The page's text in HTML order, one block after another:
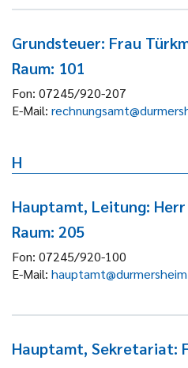
Grundsteuer: Frau
Raum: 101
Fon: 07245/920-207
E-Mail:
H
Hauptamt, Leitung:
Raum: 205
Fon: 07245/920-100
E-Mail:
Hauptamt, Sekretariat: